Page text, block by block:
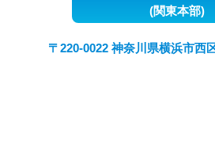
(関東本部)
〒220-0022 神奈川県横浜市西